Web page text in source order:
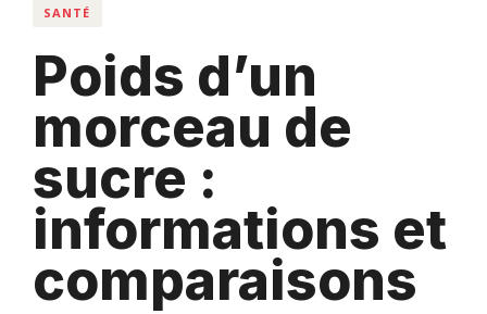
SANTÉ
Poids d’un
morceau de
sucre :
informations et
comparaisons